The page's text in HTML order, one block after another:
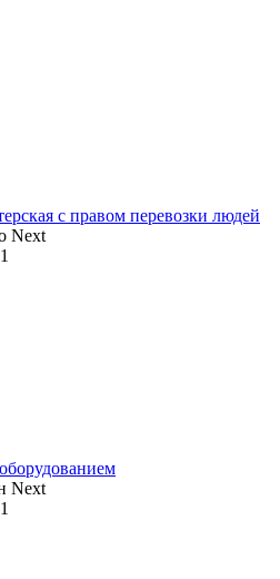
с правом перевозки людей
Next
Next